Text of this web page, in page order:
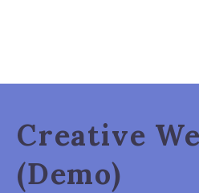
Creative
(Demo)